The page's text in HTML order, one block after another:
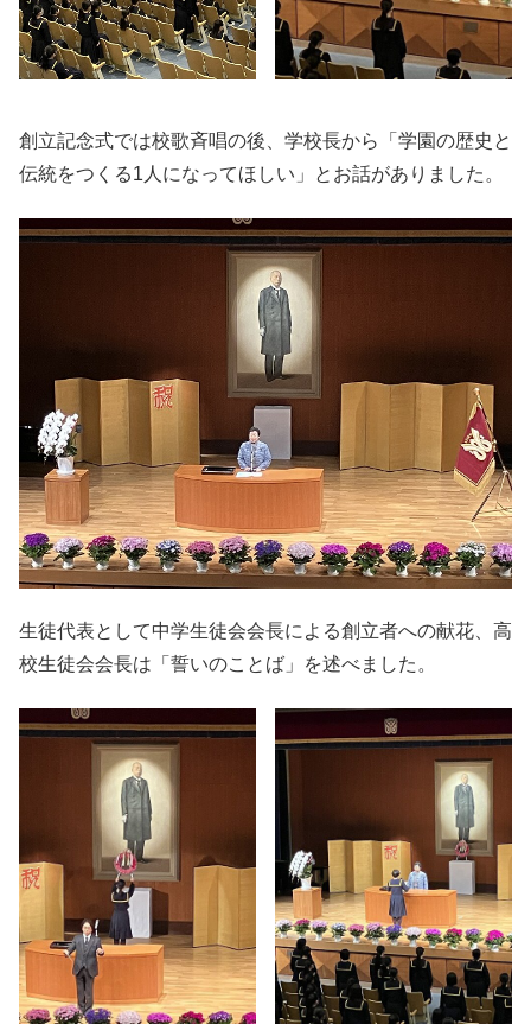
創立記念式では校歌斉唱の後、学校長から「学園の歴史と
伝統をつくる1人になってほしい」とお話がありました。
生徒代表として中学生徒会会長による創立者への献花、高
校生徒会会長は「誓いのことば」を述べました。